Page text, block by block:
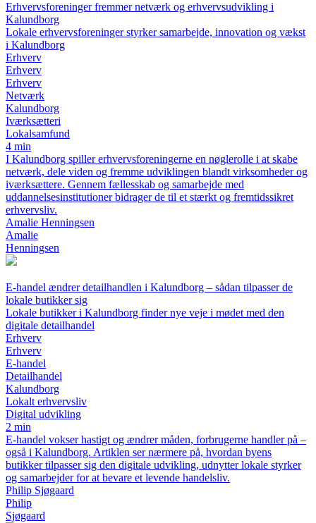
Erhvervsforeninger fremmer netværk og erhvervsudvikling i
Kalundborg
Lokale erhvervsforeninger styrker samarbejde, innovation og vækst
i Kalundborg
Erhverv
Erhverv
Erhverv
Netværk
Kalundborg
Iværksætteri
Lokalsamfund
4 min
I Kalundborg spiller erhvervsforeningerne en nøglerolle i at skabe
netværk, dele viden og fremme udviklingen blandt virksomheder og
iværksættere. Gennem fællesskab og samarbejde med
uddannelsesinstitutioner bidrager de til et stærkt og fremtidssikret
erhvervsliv.
Amalie Henningsen
Amalie
Henningsen
E-handel ændrer detailhandlen i Kalundborg – sådan tilpasser de
lokale butikker sig
Lokale butikker i Kalundborg finder nye veje i mødet med den
digitale detailhandel
Erhverv
Erhverv
E-handel
Detailhandel
Kalundborg
Lokalt erhvervsliv
Digital udvikling
2 min
E-handel vokser hastigt og ændrer måden, forbrugerne handler på –
også i Kalundborg. Artiklen ser nærmere på, hvordan byens
butikker tilpasser sig den digitale udvikling, udnytter lokale styrker
og samarbejder for at bevare et levende handelsliv.
Philip Sjøgaard
Philip
Sjøgaard